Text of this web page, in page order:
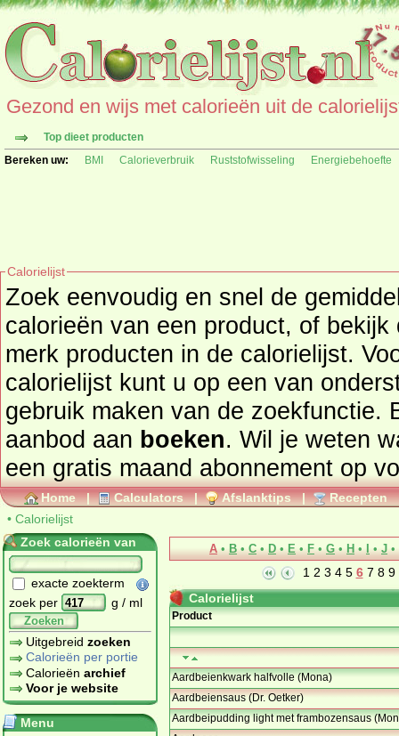
Gezond en wijs met calorieën uit de
Top dieet producten
Bereken uw:
BMI Calorieverbruik Ruststofwisseling Energiebehoefte
Calorielijst
Zoek eenvoudig en snel de
calorieën van een product, of
merk producten in de calorielijst.
calorielijst kunt u op een van
gebruik maken van de zoekfunctie.
aanbod aan boeken. Wil je weten
een gratis maand abonnement op
Home | Calculators | Afslanktips | Recepten
• Calorielijst
Zoek calorieën van
exacte zoekterm
zoek per
g / ml
Zoeken
Uitgebreid zoeken
Calorieën per portie
Calorieën archief
Voor je website
Menu
A • B • C • D • E • F • G • H • • J •
1 2 3 4 5 6 7 8 9
Calorielijst
Product
Aardbeienkwark halfvolle (Mona)
Aardbeiensaus (Dr. Oetker)
Aardbeipudding light met frambozensaus